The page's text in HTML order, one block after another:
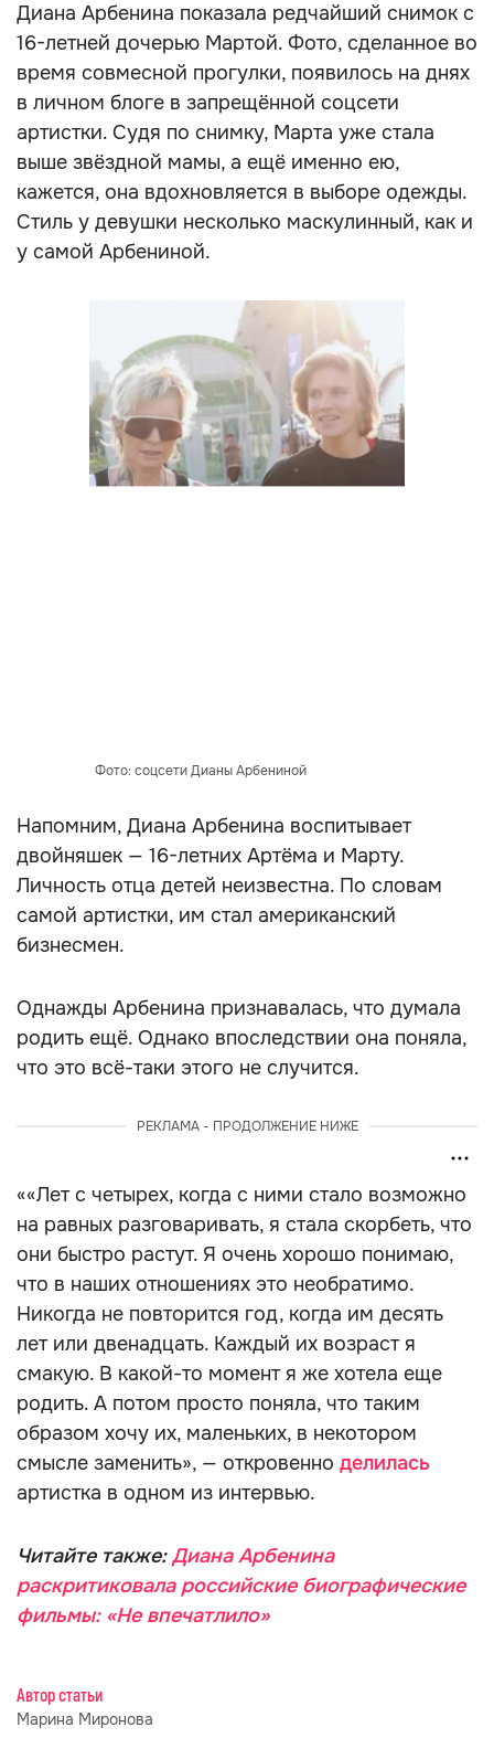
Диана Арбенина показала редчайший снимок с
16-летней дочерью Мартой. Фото, сделанное во
время совмесной прогулки, появилось на днях
в личном блоге в запрещённой соцсети
артистки. Судя по снимку, Марта уже стала
выше звёздной мамы, а ещё именно ею,
кажется, она вдохновляется в выборе одежды.
Стиль у девушки несколько маскулинный, как и
у самой Арбениной.
Фото: соцсети Дианы Арбениной
Напомним, Диана Арбенина воспитывает
двойняшек — 16-летних Артёма и Марту.
Личность отца детей неизвестна. По словам
самой артистки, им стал американский
бизнесмен.
Однажды Арбенина признавалась, что думала
родить ещё. Однако впоследствии она поняла,
что это всё-таки этого не случится.
РЕКЛАМА - ПРОДОЛЖЕНИЕ НИЖЕ
««Лет с четырех, когда с ними стало возможно
на равных разговаривать, я стала скорбеть, что
они быстро растут. Я очень хорошо понимаю,
что в наших отношениях это необратимо.
Никогда не повторится год, когда им десять
лет или двенадцать. Каждый их возраст я
смакую. В какой-то момент я же хотела еще
родить. А потом просто поняла, что таким
образом хочу их, маленьких, в некотором
смысле заменить», — откровенно делилась
артистка в одном из интервью.
Читайте также:Диана Арбенина
раскритиковала российские биографические
фильмы: «Не впечатлило»
Автор статьи
Марина Миронова